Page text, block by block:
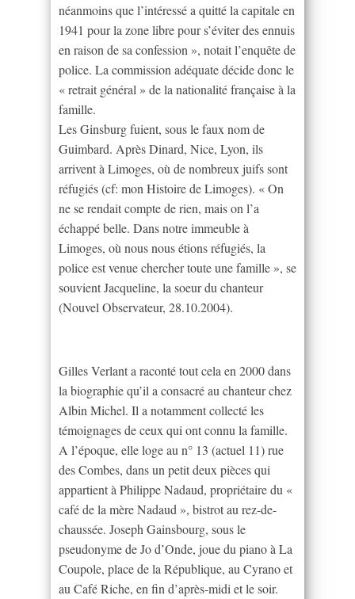
néanmoins que l’intéressé a quitté la capitale en
1941 pour la zone libre pour s’éviter des ennuis
en raison de sa confession », notait l’enquête de
police. La commission adéquate décide donc le
« retrait général » de la nationalité française à la
famille.
Les Ginsburg fuient, sous le faux nom de
Guimbard. Après Dinard, Nice, Lyon, ils
arrivent à Limoges, où de nombreux juifs sont
réfugiés (cf: mon Histoire de Limoges). « On
ne se rendait compte de rien, mais on l’a
échappé belle. Dans notre immeuble à
Limoges, où nous nous étions réfugiés, la
police est venue chercher toute une famille », se
souvient Jacqueline, la soeur du chanteur
(Nouvel Observateur, 28.10.2004).
Gilles Verlant a raconté tout cela en 2000 dans
la biographie qu’il a consacré au chanteur chez
Albin Michel. Il a notamment collecté les
témoignages de ceux qui ont connu la famille.
A l’époque, elle loge au n° 13 (actuel 11) rue
des Combes, dans un petit deux pièces qui
appartient à Philippe Nadaud, propriétaire du «
café de la mère Nadaud », bistrot au rez-de-
chaussée. Joseph Gainsbourg, sous le
pseudonyme de Jo d’Onde, joue du piano à La
Coupole, place de la République, au Cyrano et
au Café Riche, en fin d’après-midi et le soir.